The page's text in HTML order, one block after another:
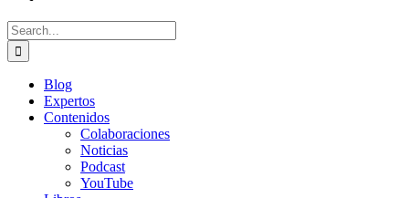
Search
for:
Blog
Expertos
Contenidos
Colaboraciones
Noticias
Podcast
YouTube